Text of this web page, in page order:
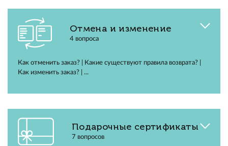
Отмена и изменение
4 вопроса
Как отменить заказ? | Какие существуют правила возврата? |
Как изменить заказ? | ...
Подарочные сертификаты
7 вопросов